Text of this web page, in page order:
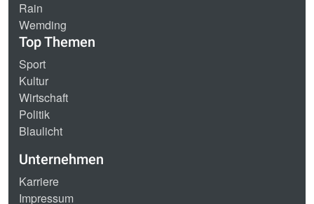
Rain
Wemding
Top Themen
Sport
Kultur
Wirtschaft
Politik
Blaulicht
Unternehmen
Karriere
Impressum